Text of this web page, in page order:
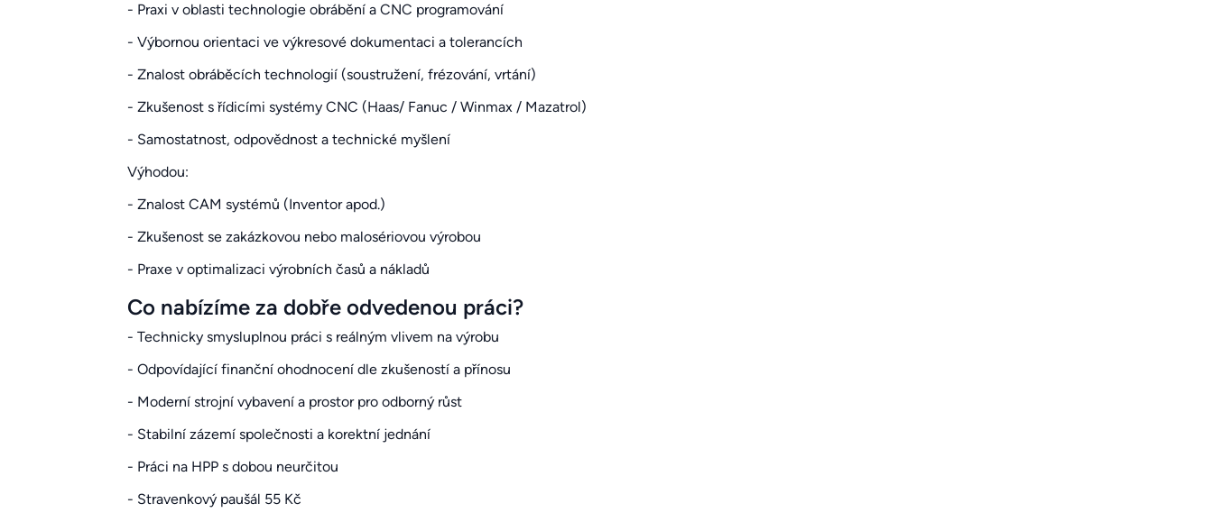
- Praxi v oblasti technologie obrábění a CNC programování
- Výbornou orientaci ve výkresové dokumentaci a tolerancích
- Znalost obráběcích technologií (soustružení, frézování, vrtání)
- Zkušenost s řídicími systémy CNC (Haas/ Fanuc / Winmax / Mazatrol)
- Samostatnost, odpovědnost a technické myšlení
Výhodou:
- Znalost CAM systémů (Inventor apod.)
- Zkušenost se zakázkovou nebo malosériovou výrobou
- Praxe v optimalizaci výrobních časů a nákladů
Co nabízíme za dobře odvedenou práci?
- Technicky smysluplnou práci s reálným vlivem na výrobu
- Odpovídající finanční ohodnocení dle zkušeností a přínosu
- Moderní strojní vybavení a prostor pro odborný růst
- Stabilní zázemí společnosti a korektní jednání
- Práci na HPP s dobou neurčitou
- Stravenkový paušál 55 Kč